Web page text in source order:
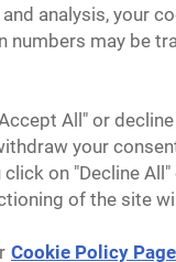
analysis, your
numbers may be
All" or
your
on "Decline
of the site
Cookie Policy Page